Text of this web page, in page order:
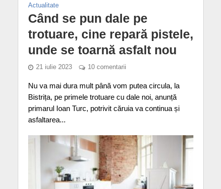
Actualitate
Când se pun dale pe
trotuare, cine repară pistele,
unde se toarnă asfalt nou
21 iulie 2023 10 comentarii
Nu va mai dura mult până vom putea circula, la
Bistrița, pe primele trotuare cu dale noi, anunță
primarul Ioan Turc, potrivit căruia va continua și
asfaltarea...